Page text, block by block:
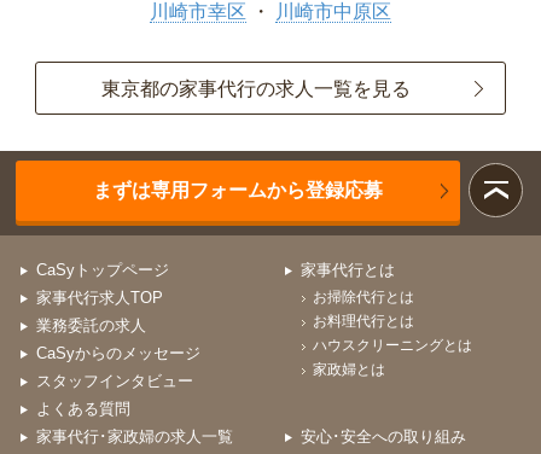
川崎市幸区
川崎市中原区
東京都の家事代行の求人一覧を見る
まずは専用フォームから登録応募
CaSyトップページ
家事代行求人TOP
業務委託の求人
CaSyからのメッセージ
スタッフインタビュー
よくある質問
家事代行とは
お掃除代行とは
お料理代行とは
ハウスクリーニングとは
家政婦とは
家事代行･家政婦の求人一覧
安心･安全への取り組み